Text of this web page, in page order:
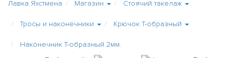
Лавка Яхстмена Магазин Стоячий такелаж
Тросы и наконечники Крючок Т-образный
Наконечник Т-образный 2мм.